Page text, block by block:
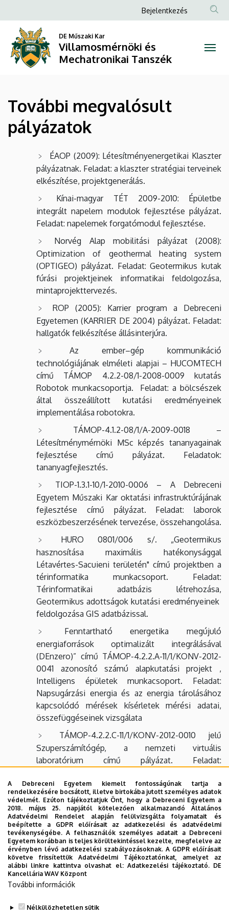
megvalósult
pályázatok
Villamosmérnöki
és
Mechatronikai
Tanszék
a
tartalomra
Anonim
fiók
menüje
Bejelentkezés
DE Műszaki Kar
Villamosmérnöki és
Mechatronikai Tanszék
További megvalósult
pályázatok
ÉAOP (2009): Létesítményenergetikai Klaszter
pályázatnak. Feladat: a klaszter stratégiai terveinek
elkészítése, projektgenerálás.
Kínai-magyar TÉT 2009-2010: Épületbe
integrált napelem modulok fejlesztése pályázat.
Feladat: napelemek forgatómodul fejlesztése.
Norvég Alap mobilitási pályázat (2008):
Optimization of geothermal heating system
(OPTIGEO) pályázat. Feladat: Geotermikus kutak
fúrási projektjeinek informatikai feldolgozása,
mintaprojekttervezés.
ROP (2005): Karrier program a Debreceni
Egyetemen (KARRIER DE 2004) pályázat. Feladat:
hallgatók felkészítése állásinterjúra.
Az ember–gép kommunikáció
technológiájának elméleti alapjai – HUCOMTECH
című TÁMOP 4.2.2-08/1-2008-0009 kutatás
Robotok munkacsoportja. Feladat: a bölcsészek
által összeállított kutatási eredményeinek
implementálása robotokra.
TÁMOP-4.1.2-08/1/A-2009-0018 –
Létesítménymérnöki MSc képzés tananyagainak
fejlesztése című pályázat. Feladatok:
tananyagfejlesztés.
TIOP-1.3.1-10/1-2010-0006 – A Debreceni
Egyetem Műszaki Kar oktatási infrastruktúrájának
fejlesztése című pályázat. Feladat: laborok
eszközbeszerzésének tervezése, összehangolása.
HURO 0801/006 s/. „Geotermikus
hasznosítása maximális hatékonysággal
Létavértes-Sacuieni területén" című projektben a
térinformatika munkacsoport. Feladat:
Térinformatikai adatbázis létrehozása,
Geotermikus adottságok kutatási eredményeinek
feldolgozása GIS adatbázissal.
Fenntartható energetika megújuló
energiaforrások optimalizált integrálásával
(DEnzero)” című TÁMOP-4.2.2.A-11/1/KONV-2012-
0041 azonosító számú alapkutatási projekt ,
Intelligens épületek munkacsoport. Feladat:
Napsugárzási energia és az energia tárolásához
kapcsolódó mérések kísérletek mérési adatai,
összefüggéseinek vizsgálata
TÁMOP-4.2.2.C-11/1/KONV-2012-0010 jelű
Szuperszámítógép, a nemzeti virtuális
laboratórium című pályázat. Feladat:
szuperszámítógépre.
TÁMOP-4.1.2.E-15/1/KONV-2015-0001
azonosítószámú "3. misszió" Sport és tudomány a
társadalomért Kelet-Magyarországon projekt
(Tovább a hírre...)
MTA-JSPS Etológiai indíttatású szociális
kommunikációs modell az intelligens térre
alapozott lakókörnyezetben c. magyar-japán
A Debreceni Egyetem kiemelt fontosságúnak tartja a
rendelkezésére bocsátott, illetve birtokába jutott személyes adatok
védelmét. Ezúton tájékoztatjuk Önt, hogy a Debreceni Egyetem a
2018. május 25. napjától kötelezően alkalmazandó Általános
Adatvédelmi Rendelet alapján felülvizsgálta folyamatait és
beépítette a GDPR előírásait az adatkezelési és adatvédelmi
tevékenységébe. A felhasználók személyes adatait a Debreceni
Egyetem korábban is teljes körültekintéssel kezelte, megfelelve az
érvényben lévő adatkezelési szabályozásoknak. A GDPR előírásait
követve frissítettük Adatvédelmi Tájékoztatónkat, amelyet az
alábbi linkre kattintva olvashat el:Adatkezelési tájékoztató. DE
Kancellária WAV Központ
További információk
Nélkülözhetetlen sütik